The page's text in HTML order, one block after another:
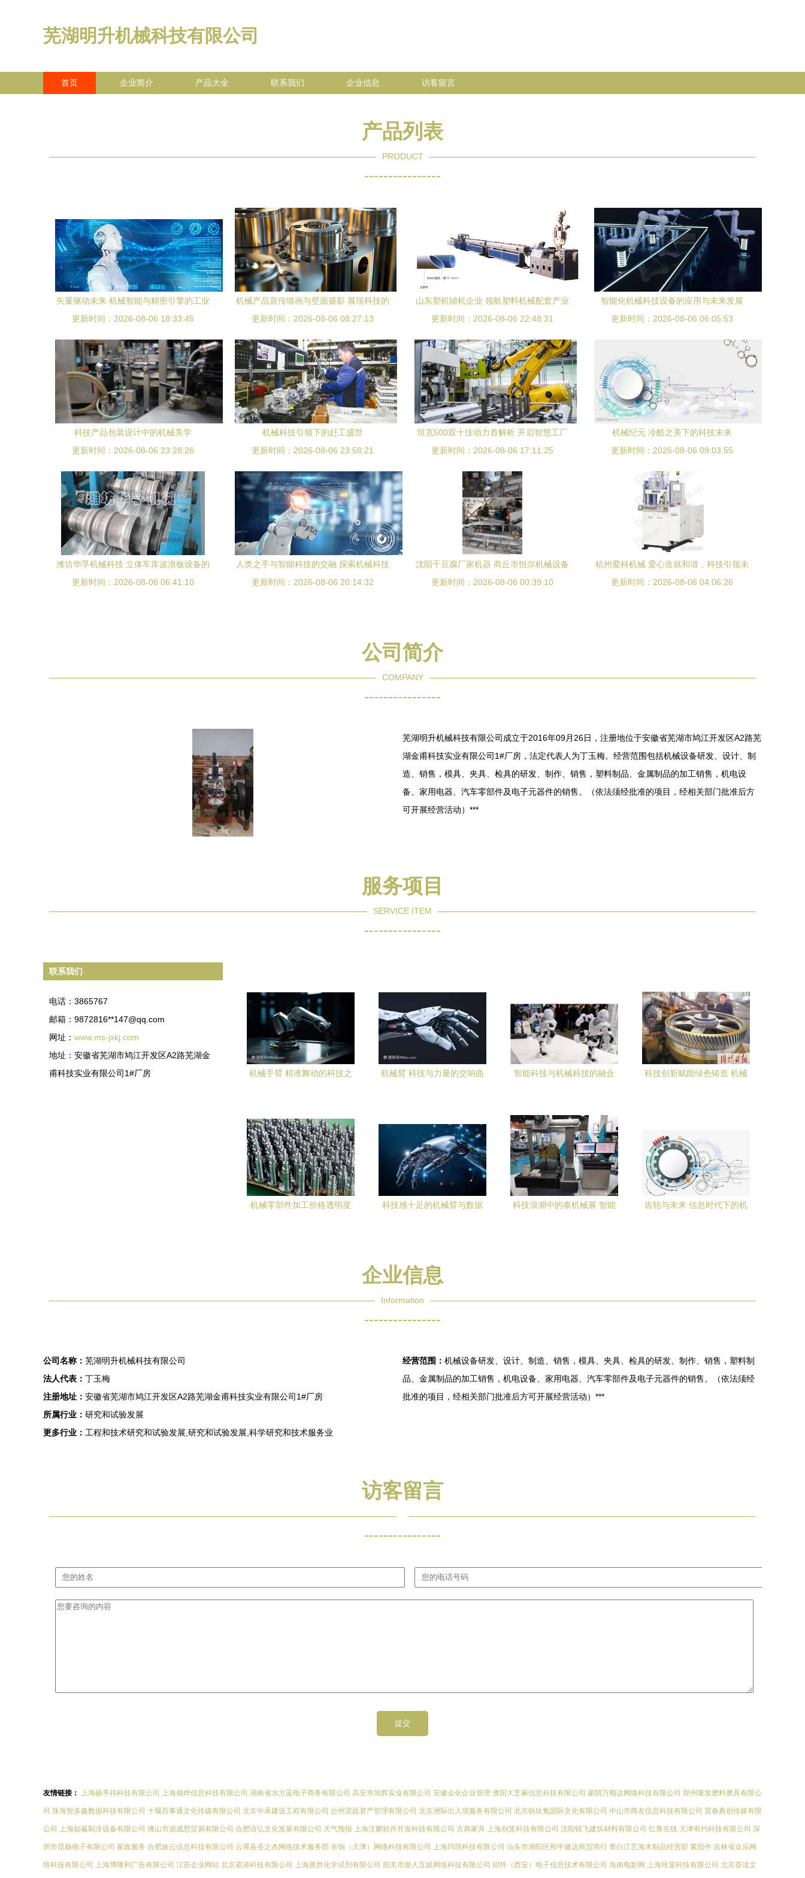
芜湖明升机械科技有限公司
首页 企业简介 产品大全 联系我们 企业信息 访客留言
产品列表
PRODUCT
----------------
矢量驱动未来 机械智能与精密引擎的工业
革命
更新时间：2026-08-06 18:33:45
机械产品宣传墙画与壁面摄影 展现科技的
力量与美感
更新时间：2026-08-06 08:27:13
山东塑机辅机企业 领航塑料机械配套产业
高质量发展
更新时间：2026-08-06 22:48:31
智能化机械科技设备的应用与未来发展
更新时间：2026-08-06 06:05:53
科技产品包装设计中的机械美学
更新时间：2026-08-06 23:28:26
机械科技引领下的赶工盛世
更新时间：2026-08-06 23:58:21
坦克500双十佳动力首解析 开启智慧工厂
探秘之旅
更新时间：2026-08-06 17:11:25
机械纪元 冷酷之美下的科技未来
更新时间：2026-08-06 09:03:55
潍坊华孚机械科技 立体车库波浪板设备的
优质生产供应商
更新时间：2026-08-06 06:41:10
人类之手与智能科技的交融 探索机械科技
的新纪元
更新时间：2026-08-06 20:14:32
沈阳干豆腐厂家机器 商丘市恒尔机械设备
科技的创新与解决方案
更新时间：2026-08-06 00:39:10
杭州爱科机械 爱心造就和谐，科技引领未
来
更新时间：2026-08-06 04:06:26
公司简介
COMPANY
----------------
芜湖明升机械科技有限公司成立于2016年09月26日，注册地位于安徽省芜湖市鸠江开发区A2路芜
湖金甫科技实业有限公司1#厂房，法定代表人为丁玉梅。经营范围包括机械设备研发、设计、制
造、销售，模具、夹具、检具的研发、制作、销售，塑料制品、金属制品的加工销售，机电设
备、家用电器、汽车零部件及电子元器件的销售。（依法须经批准的项目，经相关部门批准后方
可开展经营活动）***
服务项目
SERVICE ITEM
----------------
联系我们
电话：3865767
邮箱：9872816**147@qq.com
网址： www.ms-jxkj.com
地址：安徽省芜湖市鸠江开发区A2路芜湖金
甫科技实业有限公司1#厂房
机械手臂 精准舞动的科技之
机械臂 科技与力量的交响曲
智能科技与机械科技的融合
科技创新赋能绿色铸造 机械
机械零部件加工价格透明度
科技感十足的机械臂与数据
科技浪潮中的泰机械展 智能
齿轮与未来 信息时代下的机
企业信息
Information
----------------
公司名称： 芜湖明升机械科技有限公司
法人代表： 丁玉梅
注册地址： 安徽省芜湖市鸠江开发区A2路芜湖金甫科技实业有限公司1#厂房
所属行业： 研究和试验发展
更多行业： 工程和技术研究和试验发展,研究和试验发展,科学研究和技术服务业
经营范围： 机械设备研发、设计、制造、销售，模具、夹具、检具的研发、制作、销售，塑料制
品、金属制品的加工销售，机电设备、家用电器、汽车零部件及电子元器件的销售。（依法须经
批准的项目，经相关部门批准后方可开展经营活动）***
访客留言
----------------
友情链接： 上海硕亭祎科技有限公司 上海领烨信息科技有限公司 湖南省水方蓝电子商务有限公司 高安市旭辉实业有限公司 安徽众化企业管理 濮阳大芝麻信息科技有限公司 蒙阴万顺达网络科技有限公司 郑州隆发磨料磨具有限公
司 珠海智多鑫数据科技有限公司 十堰百事通文化传媒有限公司 北京中承建设工程有限公司 台州宣廷资产管理有限公司 北京洲际出入境服务有限公司 北京钒钛氪国际文化有限公司 中山市商友信息科技有限公司 宜春典创传媒有限
公司 上海如羲制冷设备有限公司 佛山市源成思贸易有限公司 合肥语弘文化发展有限公司 天气预报 上海汶鹏软件开发科技有限公司 古典家具 上海别笼科技有限公司 沈阳锐飞建筑材料有限公司 红青在线 天津有约科技有限公司 深
圳市昆杨电子有限公司 家政服务 合肥族云信息科技有限公司 云霄县圣之杰网络技术服务部 余饷（天津）网络科技有限公司 上海玛琪科技有限公司 汕头市潮阳区和平健达商贸商行 青白江艺海木制品经营部 紧固件 吉林省众乐网
络科技有限公司 上海博噻利广告有限公司 江苏企业网站 北京霸涛科技有限公司 上海邕胜化学试剂有限公司 韶关市游人互娱网络科技有限公司 叩持（西安）电子信息技术有限公司 海南电影网 上海玲茏科技有限公司 北京荟读文